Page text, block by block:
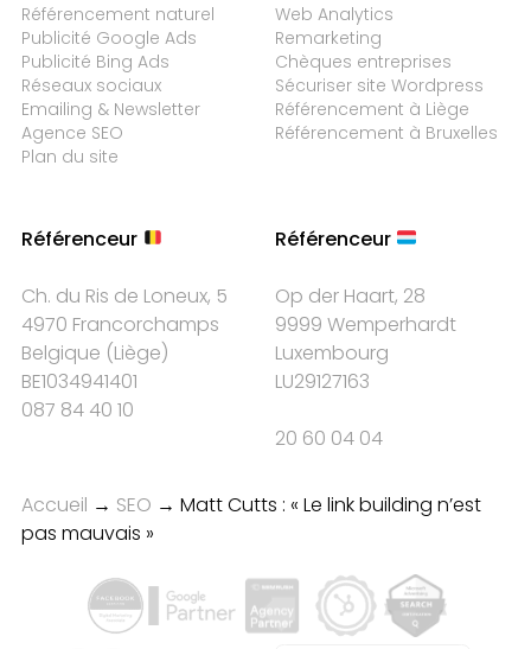
Référencement naturel
Publicité Google Ads
Publicité Bing Ads
Réseaux sociaux
Emailing & Newsletter
Agence SEO
Plan du site
Web Analytics
Remarketing
Chèques entreprises
Sécuriser site Wordpress
Référencement à Liège
Référencement à Bruxelles
Référenceur
Ch. du Ris de Loneux, 5
4970 Francorchamps
Belgique (Liège)
BE1034941401
087 84 40 10
Référenceur
Op der Haart, 28
9999 Wemperhardt
Luxembourg
LU29127163
20 60 04 04
Accueil → SEO → Matt Cutts : « Le link building n’est
pas mauvais »